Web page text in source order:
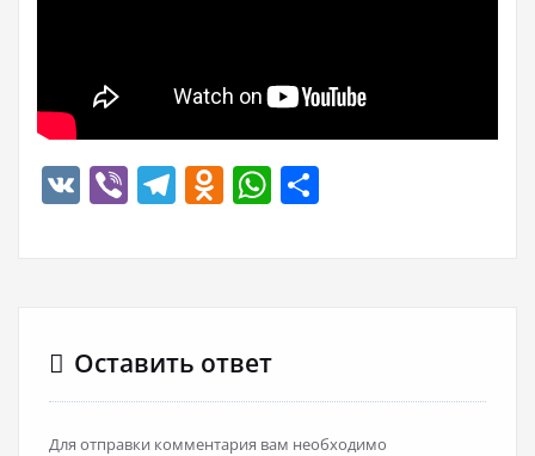
VK ViberTelegram
Odnoklassniki
WhatsApp
Оставить ответ
Для отправки комментария вам необходимо